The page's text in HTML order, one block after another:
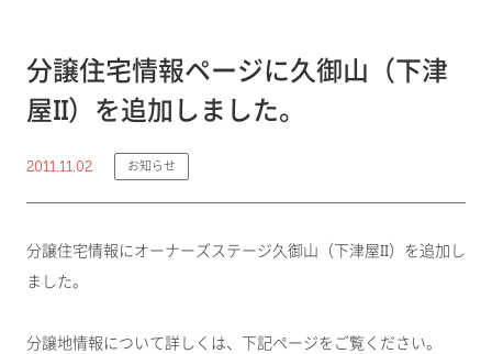
分譲住宅情報ページに久御山（下津
屋II）を追加しました。
2011.11.02 お知らせ
分譲住宅情報にオーナーズステージ久御山（下津屋II）を追加し
ました。
分譲地情報について詳しくは、下記ページをご覧ください。